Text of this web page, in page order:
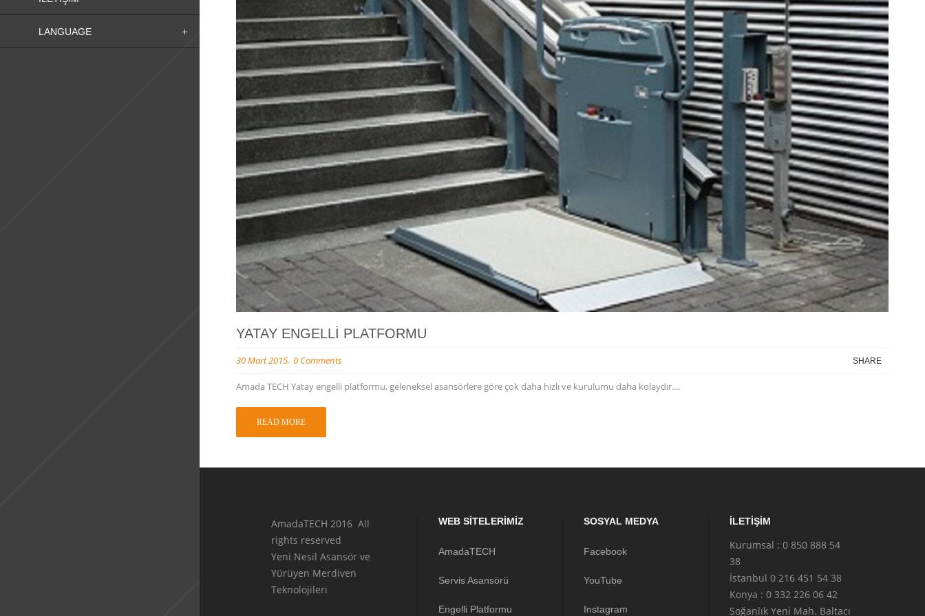
LANGUAGE
YATAY ENGELLI PLATFORMU
30 Mart 2015 0 Comments SHARE
Amada TECH Yatay engelli platformu, geleneksel asansörlere göre çok daha hızlı ve kurulumu daha kolaydır....
READ MORE
AmadaTECH 2016 All
rights reserved
Yeni Nesil Asansör ve
Yürüyen Merdiven
Teknolojileri
WEB SITELERIMIZ
AmadaTECH
Servis Asansörü
Engelli Platformu
SOSYAL MEDYA
Facebook
YouTube
Instagram
İLETIŞIM
Kurumsal : 0 850 888 54
38
İstanbul 0 216 451 54 38
Konya : 0 332 226 06 42
Soğanlık Yeni Mah. Baltacı